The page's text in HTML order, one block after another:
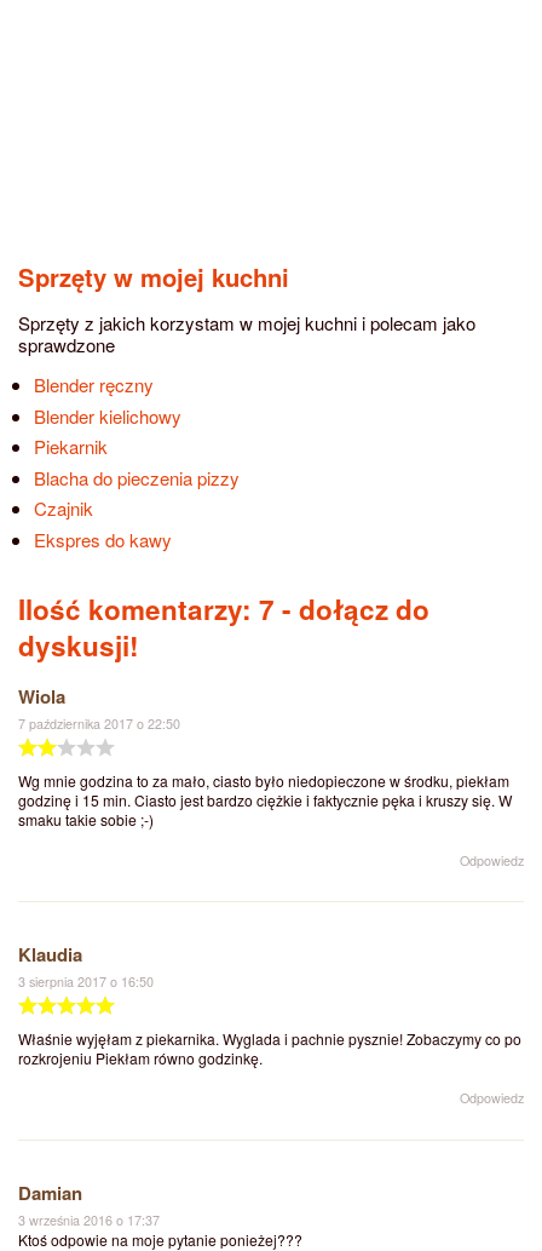
Sprzęty w mojej kuchni
Sprzęty z jakich korzystam w mojej kuchni i polecam jako
sprawdzone
Blender ręczny
Blender kielichowy
Piekarnik
Blacha do pieczenia pizzy
Czajnik
Ekspres do kawy
Ilość komentarzy: 7 - dołącz do
dyskusji!
Wiola
7 października 2017 o 22:50
Wg mnie godzina to za mało, ciasto było niedopieczone w środku, piekłam
godzinę i 15 min. Ciasto jest bardzo ciężkie i faktycznie pęka i kruszy się. W
smaku takie sobie ;-)
Odpowiedz
Klaudia
3 sierpnia 2017 o 16:50
Właśnie wyjęłam z piekarnika. Wyglada i pachnie pysznie! Zobaczymy co po
rozkrojeniu Piekłam równo godzinkę.
Odpowiedz
Damian
3 września 2016 o 17:37
Ktoś odpowie na moje pytanie ponieżej???